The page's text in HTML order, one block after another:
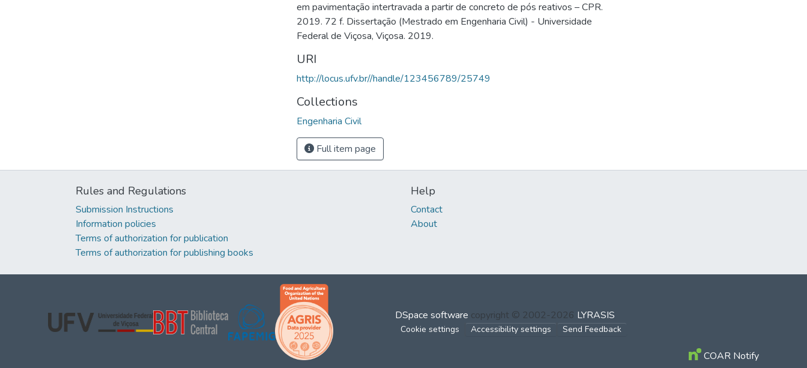
em pavimentação intertravada a partir de concreto de pós reativos – CPR.
2019. 72 f. Dissertação (Mestrado em Engenharia Civil) - Universidade
Federal de Viçosa, Viçosa. 2019.
URI
http://locus.ufv.br//handle/123456789/25749
Collections
Engenharia Civil
Full item page
Rules and Regulations
Submission Instructions
Information policies
Terms of authorization for publication
Terms of authorization for publishing books
Help
Contact
About
DSpace software copyright © 2002-2026 LYRASIS
Cookie settings Accessibility settings Send Feedback
COAR Notify